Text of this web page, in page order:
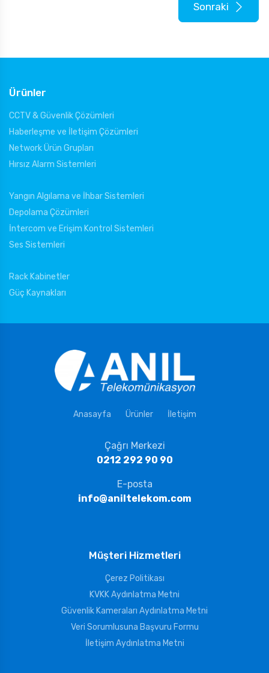
Sonraki
Ürünler
CCTV & Güvenlik Çözümleri
Haberleşme ve İletişim Çözümleri
Network Ürün Grupları
Hırsız Alarm Sistemleri
Yangın Algılama ve İhbar Sistemleri
Depolama Çözümleri
İntercom ve Erişim Kontrol Sistemleri
Ses Sistemleri
Rack Kabinetler
Güç Kaynakları
Anasayfa Ürünler İletişim
Çağrı Merkezi
0212 292 90 90
E-posta
info@aniltelekom.com
Müşteri Hizmetleri
Çerez Politikası
KVKK Aydınlatma Metni
Güvenlik Kameraları Aydınlatma Metni
Veri Sorumlusuna Başvuru Formu
İletişim Aydınlatma Metni